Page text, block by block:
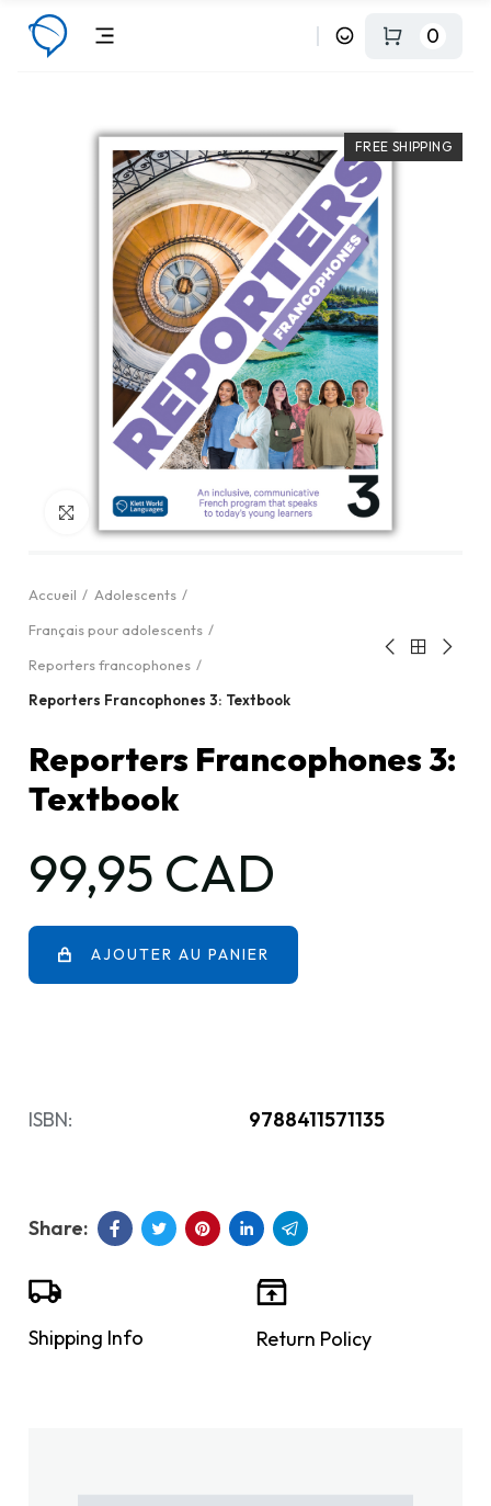
0
FREE SHIPPING
Cliquez pour agrandir
Accueil
Adolescents
Français pour adolescents
Reporters francophones
Reporters Francophones 3: Textbook
Reporters Francophones 3:
Textbook
99,95 CAD
AJOUTER AU PANIER
ISBN: 9788411571135
Shipping Info Return Policy